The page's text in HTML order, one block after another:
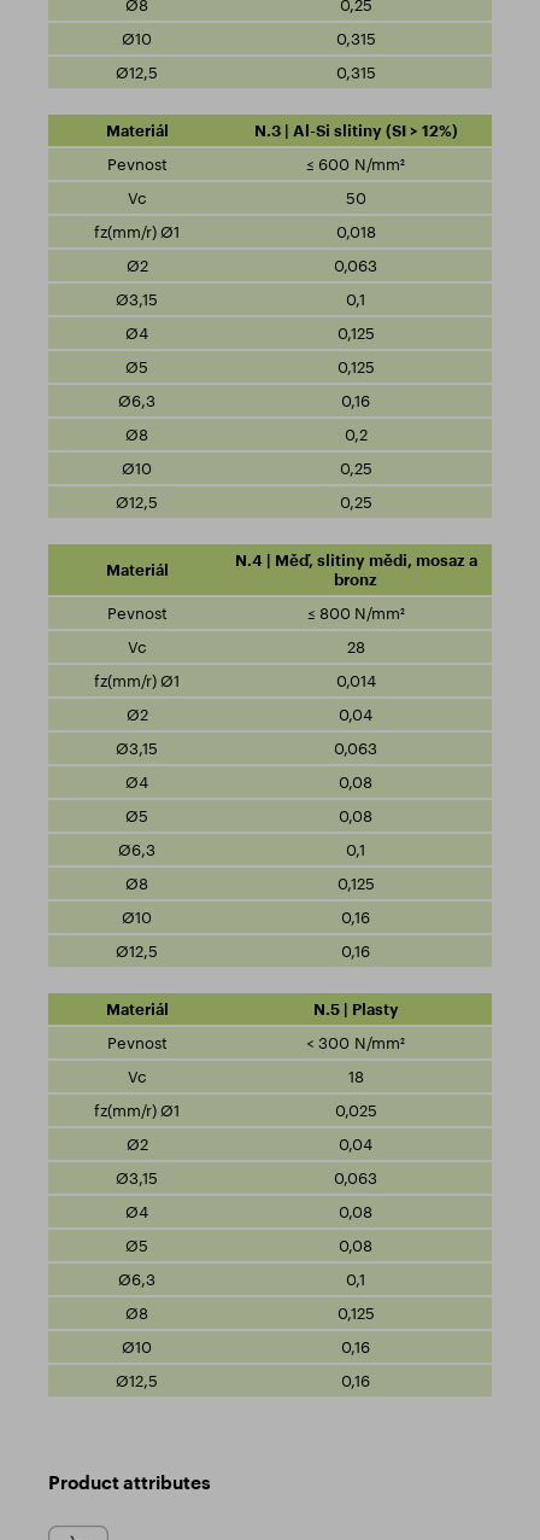
0,25
0,315
0,315
N.3 | Al-Si slitiny (SI > 12%)
≤ 600 N/mm²
50
0,018
0,063
0,1
0,125
0,125
0,16
0,2
0,25
0,25
N.4 | Měď, slitiny mědi, mosaz a
bronz
≤ 800 N/mm²
28
0,014
0,04
0,063
0,08
0,08
0,1
0,125
0,16
0,16
N.5 | Plasty
< 300 N/mm²
18
0,025
0,04
0,063
0,08
0,08
0,1
0,125
0,16
0,16
Product attributes